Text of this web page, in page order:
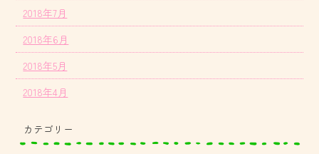
2018年7月
2018年6月
2018年5月
2018年4月
カテゴリー